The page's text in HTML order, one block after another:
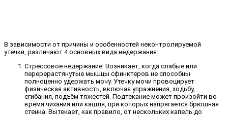
В зависимости от причины и особенностей неконтролируемой
утечки, различают 4 основных вида недержания:
Стрессовое недержание. Возникает, когда слабые или
перерерастянутые мышцы сфинктеров не способны
полноценно удержать мочу. Утечку мочи провоцирует
физическая активность, включая упражнения, ходьбу,
сгибания, подъём тяжестей. Подтекание может произойти во
время чихания или кашля, при которых напрягается брюшная
стенка. Вытекает, как правило, от нескольких капель до